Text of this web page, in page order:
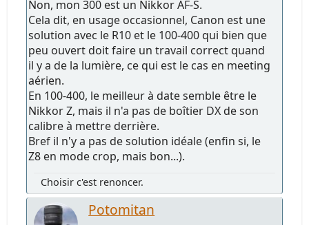
Non, mon 300 est un Nikkor AF-S.
Cela dit, en usage occasionnel, Canon est une
solution avec le R10 et le 100-400 qui bien que
peu ouvert doit faire un travail correct quand
il y a de la lumière, ce qui est le cas en meeting
aérien.
En 100-400, le meilleur à date semble être le
Nikkor Z, mais il n'a pas de boîtier DX de son
calibre à mettre derrière.
Bref il n'y a pas de solution idéale (enfin si, le
Z8 en mode crop, mais bon...).
Choisir c'est renoncer.
Potomitan